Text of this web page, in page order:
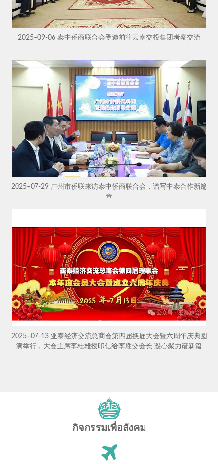
2025–09-06 泰中侨商联合会受邀前往云南交投集团考察交流
2025–07-29 广州市侨联来访泰中侨商联合会，谱写中泰合作新篇
章
2025–07-13 亚泰经济交流总商会第四届换届大会暨六周年庆典圆
满举行，大会主席李桂雄授印信给李胜交会长 凝心聚力谱新篇
กิจกรรมเพื่อสังคม